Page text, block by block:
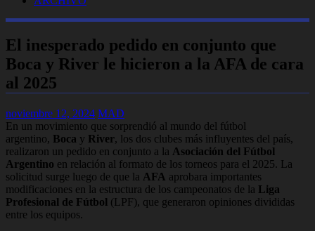
El inesperado pedido en conjunto que
Boca y River le hicieron a la AFA de cara
al 2025
noviembre 12, 2024 MAD
En un movimiento que sorprendió al mundo del fútbol
argentino, Boca y River, los dos clubes más influyentes del país,
realizaron un pedido en conjunto a la Asociación del Fútbol
Argentino en relación al formato de los torneos para el 2025. La
solicitud surge luego de que la AFA aprobara importantes
modificaciones en la estructura de los campeonatos de la Liga
Profesional de Fútbol (LPF), que generaron opiniones divididas
entre los equipos.